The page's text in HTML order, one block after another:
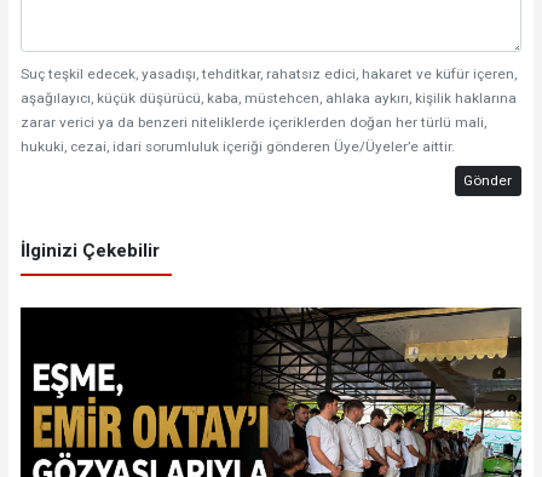
Suç teşkil edecek, yasadışı, tehditkar, rahatsız edici, hakaret ve küfür içeren,
aşağılayıcı, küçük düşürücü, kaba, müstehcen, ahlaka aykırı, kişilik haklarına
zarar verici ya da benzeri niteliklerde içeriklerden doğan her türlü mali,
hukuki, cezai, idari sorumluluk içeriği gönderen Üye/Üyeler’e aittir.
Gönder
İlginizi Çekebilir